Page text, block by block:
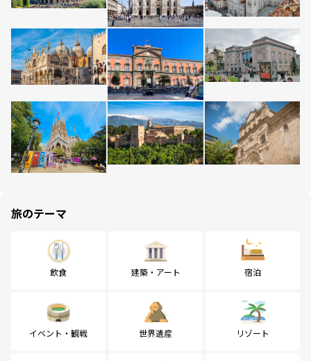
旅のテーマ
飲食 建築・アート 宿泊
イベント・観戦 世界遺産 リゾート